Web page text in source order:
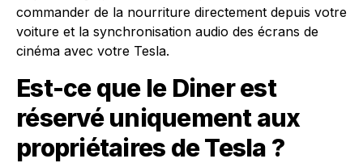
commander de la nourriture directement depuis votre
voiture et la synchronisation audio des écrans de
cinéma avec votre Tesla.
Est-ce que le Diner est
réservé uniquement aux
propriétaires de Tesla ?